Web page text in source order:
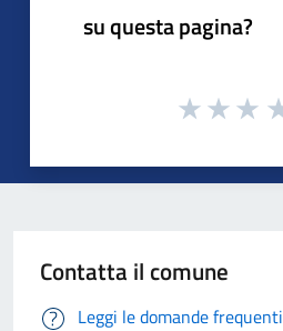
su questa pagina?
Contatta il comune
Leggi le domande frequenti